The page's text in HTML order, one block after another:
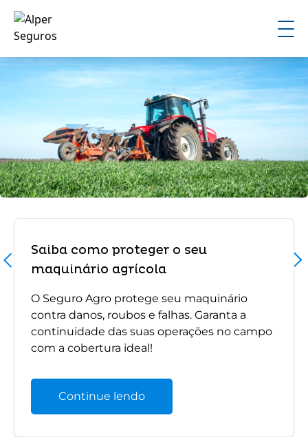
Saiba como proteger o seu
maquinário agrícola
O Seguro Agro protege seu maquinário
contra danos, roubos e falhas. Garanta a
continuidade das suas operações no campo
com a cobertura ideal!
Continue lendo